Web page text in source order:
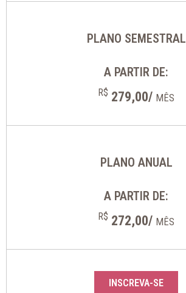
PLANO SEMESTRAL
A PARTIR DE:
R$ 279,00/ MÊS
PLANO ANUAL
A PARTIR DE:
R$ 272,00/ MÊS
INSCREVA-SE